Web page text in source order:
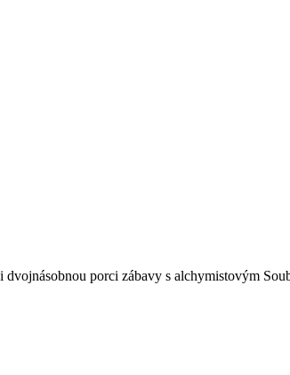
porci zábavy s alchymistovým